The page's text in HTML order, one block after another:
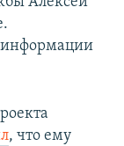
информации
, что ему